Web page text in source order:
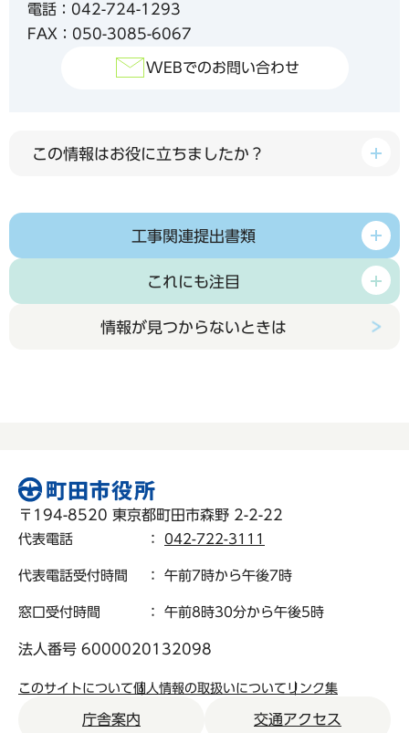
電話：042-724-1293
FAX：050-3085-6067
WEBでのお問い合わせ
この情報はお役に立ちましたか？
工事関連提出書類
これにも注目
情報が見つからないときは
〒194-8520 東京都町田市森野 2-2-22
代表電話 ： 042-722-3111
代表電話受付時間 ： 午前7時から午後7時
窓口受付時間 ： 午前8時30分から午後5時
法人番号 6000020132098
このサイトについて個人情報の取扱いについて リンク集
庁舎案内 交通アクセス